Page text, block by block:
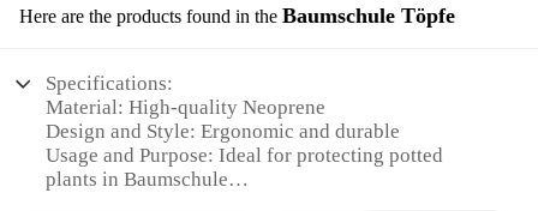
Here are the products found in the Baumschule Töpfe
Specifications:
Material: High-quality Neoprene
Design and Style: Ergonomic and durable
Usage and Purpose: Ideal for protecting potted
plants in Baumschule